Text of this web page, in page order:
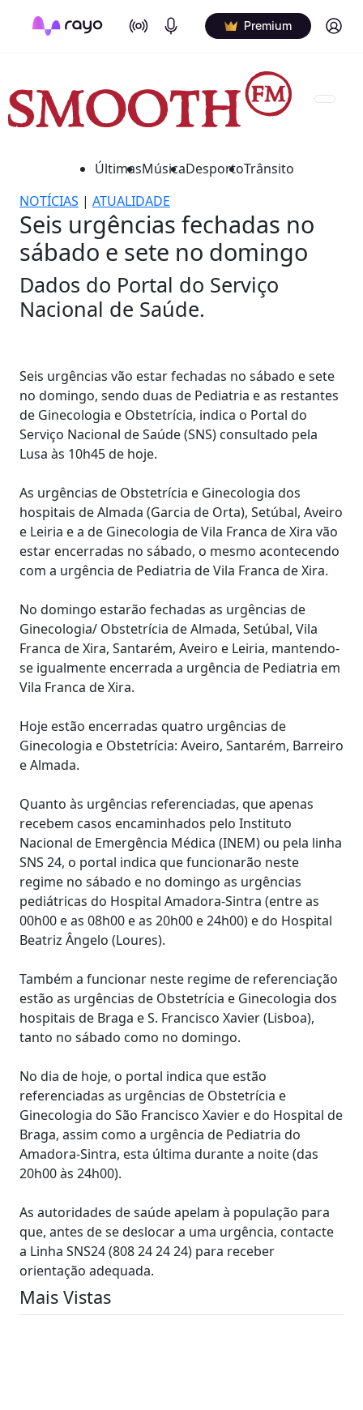
On Air Podcasts Premium Log in
ÚltimasMúsicaDesportoTrânsito
NOTÍCIAS | ATUALIDADE
Seis urgências fechadas no
sábado e sete no domingo
Dados do Portal do Serviço
Nacional de Saúde.
Seis urgências vão estar fechadas no sábado e sete
no domingo, sendo duas de Pediatria e as restantes
de Ginecologia e Obstetrícia, indica o Portal do
Serviço Nacional de Saúde (SNS) consultado pela
Lusa às 10h45 de hoje.
As urgências de Obstetrícia e Ginecologia dos
hospitais de Almada (Garcia de Orta), Setúbal, Aveiro
e Leiria e a de Ginecologia de Vila Franca de Xira vão
estar encerradas no sábado, o mesmo acontecendo
com a urgência de Pediatria de Vila Franca de Xira.
No domingo estarão fechadas as urgências de
Ginecologia/ Obstetrícia de Almada, Setúbal, Vila
Franca de Xira, Santarém, Aveiro e Leiria, mantendo-
se igualmente encerrada a urgência de Pediatria em
Vila Franca de Xira.
Hoje estão encerradas quatro urgências de
Ginecologia e Obstetrícia: Aveiro, Santarém, Barreiro
e Almada.
Quanto às urgências referenciadas, que apenas
recebem casos encaminhados pelo Instituto
Nacional de Emergência Médica (INEM) ou pela linha
SNS 24, o portal indica que funcionarão neste
regime no sábado e no domingo as urgências
pediátricas do Hospital Amadora-Sintra (entre as
00h00 e as 08h00 e as 20h00 e 24h00) e do Hospital
Beatriz Ângelo (Loures).
Também a funcionar neste regime de referenciação
estão as urgências de Obstetrícia e Ginecologia dos
hospitais de Braga e S. Francisco Xavier (Lisboa),
tanto no sábado como no domingo.
No dia de hoje, o portal indica que estão
referenciadas as urgências de Obstetrícia e
Ginecologia do São Francisco Xavier e do Hospital de
Braga, assim como a urgência de Pediatria do
Amadora-Sintra, esta última durante a noite (das
20h00 às 24h00).
As autoridades de saúde apelam à população para
que, antes de se deslocar a uma urgência, contacte
a Linha SNS24 (808 24 24 24) para receber
orientação adequada.
Mais Vistas